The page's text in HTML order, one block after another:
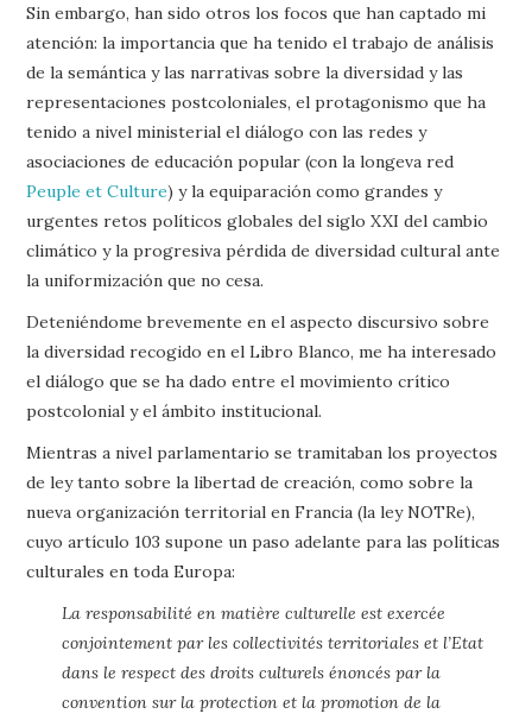
Sin embargo, han sido otros los focos que han captado mi
atención: la importancia que ha tenido el trabajo de análisis
de la semántica y las narrativas sobre la diversidad y las
representaciones postcoloniales, el protagonismo que ha
tenido a nivel ministerial el diálogo con las redes y
asociaciones de educación popular (con la longeva red
Peuple et Culture) y la equiparación como grandes y
urgentes retos políticos globales del siglo XXI del cambio
climático y la progresiva pérdida de diversidad cultural ante
la uniformización que no cesa.
Deteniéndome brevemente en el aspecto discursivo sobre
la diversidad recogido en el Libro Blanco, me ha interesado
el diálogo que se ha dado entre el movimiento crítico
postcolonial y el ámbito institucional.
Mientras a nivel parlamentario se tramitaban los proyectos
de ley tanto sobre la libertad de creación, como sobre la
nueva organización territorial en Francia (la ley NOTRe),
cuyo artículo 103 supone un paso adelante para las políticas
culturales en toda Europa:
La responsabilité en matière culturelle est exercée
conjointement par les collectivités territoriales et l’Etat
dans le respect des droits culturels énoncés par la
convention sur la protection et la promotion de la